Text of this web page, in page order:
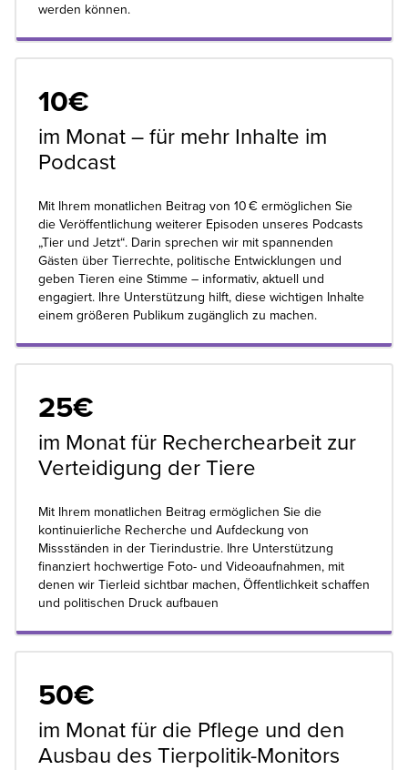
werden können.
10€
im Monat – für mehr Inhalte im
Podcast
Mit Ihrem monatlichen Beitrag von 10 € ermöglichen Sie
die Veröffentlichung weiterer Episoden unseres Podcasts
„Tier und Jetzt“. Darin sprechen wir mit spannenden
Gästen über Tierrechte, politische Entwicklungen und
geben Tieren eine Stimme – informativ, aktuell und
engagiert. Ihre Unterstützung hilft, diese wichtigen Inhalte
einem größeren Publikum zugänglich zu machen.
25€
im Monat für Recherchearbeit zur
Verteidigung der Tiere
Mit Ihrem monatlichen Beitrag ermöglichen Sie die
kontinuierliche Recherche und Aufdeckung von
Missständen in der Tierindustrie. Ihre Unterstützung
finanziert hochwertige Foto- und Videoaufnahmen, mit
denen wir Tierleid sichtbar machen, Öffentlichkeit schaffen
und politischen Druck aufbauen
50€
im Monat für die Pflege und den
Ausbau des Tierpolitik-Monitors